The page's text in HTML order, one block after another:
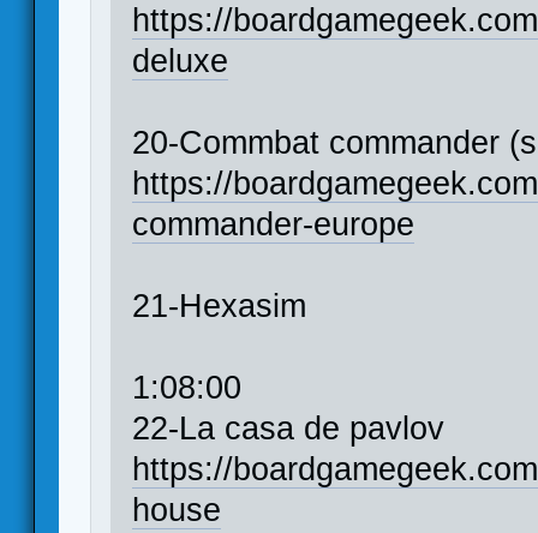
https://
deluxe
20-Commbat commander
https://
commander-europe
21-Hexasim
1:08:00
22-La casa de pavlov
https://
house